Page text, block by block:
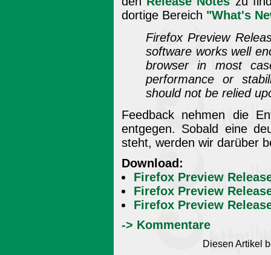
dortige Bereich "What's
Firefox Preview
software works well
browser in most
performance or
should not be relied
Feedback nehmen die
entgegen. Sobald eine
steht, werden wir darüber
Download:
Firefox Preview
Firefox Preview
Firefox Preview
-> Kommentare
Diesen Artikel